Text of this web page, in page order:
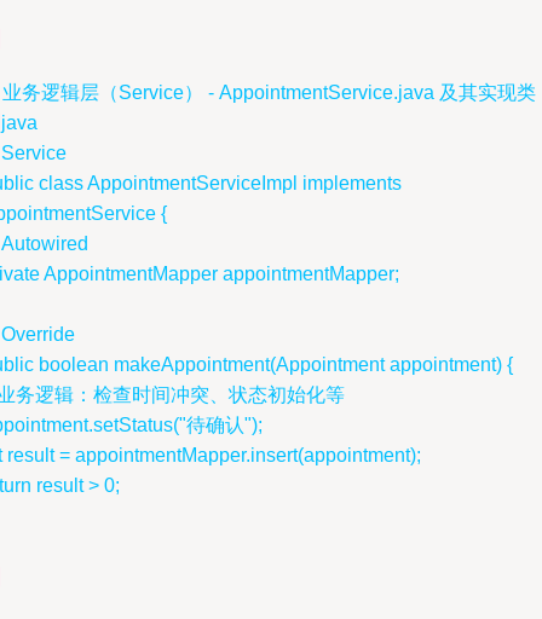
务逻辑层（Service） - AppointmentService.java 及其实现类
java
class AppointmentServiceImpl implements
{
AppointmentMapper appointmentMapper;
boolean makeAppointment(Appointment appointment) {
务逻辑：检查时间冲突、状态初始化等
待确认");
result = appointmentMapper.insert(appointment);
result > 0;